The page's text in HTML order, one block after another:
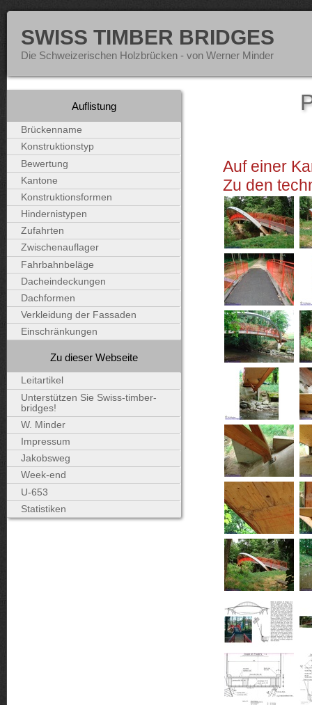
SWISS TIMBER BRIDGES
Die Schweizerischen Holzbrücken - von Werner Minder
Auf einer
Zu den
Auflistung
Brückenname
Konstruktionstyp
Bewertung
Kantone
Konstruktionsformen
Hindernistypen
Zufahrten
Zwischenauflager
Fahrbahnbeläge
Dacheindeckungen
Dachformen
Verkleidung der Fassaden
Einschränkungen
Zu dieser Webseite
Leitartikel
Unterstützen Sie Swiss-timber-
bridges!
W. Minder
Impressum
Jakobsweg
Week-end
U-653
Statistiken